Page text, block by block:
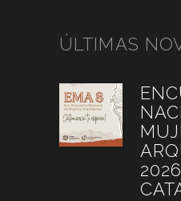
ÚLTIMAS